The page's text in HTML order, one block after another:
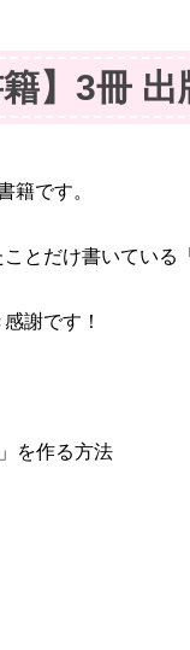
籍】3冊
籍です。
とだけ書いている
謝です！
を作る方法